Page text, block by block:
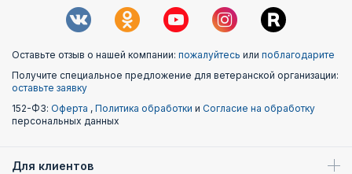
Оставьте отзыв о нашей компании: пожалуйтесь или поблагодарите
Получите специальное предложение для ветеранской организации:
оставьте заявку
152-ФЗ: Оферта , Политика обработки и Согласие на обработку
персональных данных
Для клиентов